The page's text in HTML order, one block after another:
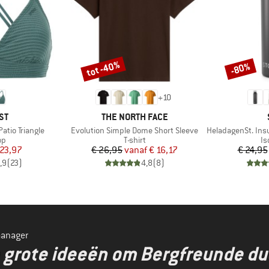
Triangle
prijs
(23)
+10
MERK
THE NORTH FACE
Artikel
Evolution Simple Dome Short Sleeve
Productgroep
T-shirt
Prijs
€ 26,95 Verlaagde prijs
vanaf€ 16,17
4,8(8)
Korting
tot -40%
Artikel
HeladagenSt.
€ 24,95
Korting
-80%
ideeën om Bergfreunde